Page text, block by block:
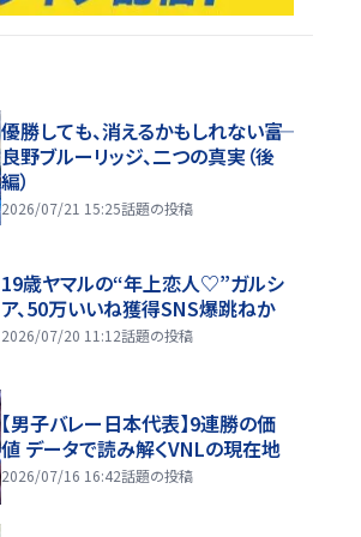
優勝しても、消えるかもしれない――富
良野ブルーリッジ、二つの真実（後
編）
2026/07/21 15:25話題の投稿
19歳ヤマルの“年上恋人♡”ガルシ
ア、50万いいね獲得SNS爆跳ねか
2026/07/20 11:12話題の投稿
【男子バレー日本代表】9連勝の価
値 データで読み解くVNLの現在地
2026/07/16 16:42話題の投稿